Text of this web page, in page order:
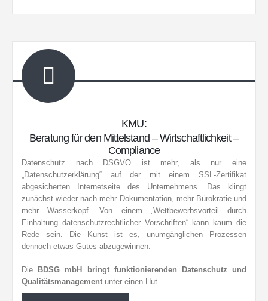
KMU:
Beratung für den Mittelstand – Wirtschaftlichkeit –
Compliance
Datenschutz nach DSGVO ist mehr, als nur eine
„Datenschutzerklärung“ auf der mit einem SSL-Zertifikat
abgesicherten Internetseite des Unternehmens. Das klingt
zunächst wieder nach mehr Dokumentation, mehr Bürokratie und
mehr Wasserkopf. Von einem „Wettbewerbsvorteil durch
Einhaltung datenschutzrechtlicher Vorschriften“ kann kaum die
Rede sein. Die Kunst ist es, unumgänglichen Prozessen
dennoch etwas Gutes abzugewinnen.
Die BDSG mbH bringt funktionierenden Datenschutz und
Qualitätsmanagement unter einen Hut.